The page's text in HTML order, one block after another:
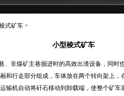
式矿车>
小型棱式矿车
非煤矿主巷掘进时的高效出渣设备，同时
和行走部分组成，车体放在两个转向架上
输机自动将矸石移动到卸载端，使整个矿车